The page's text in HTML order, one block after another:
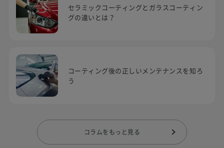
セラミックコーティングとガラスコーティン
グの違いとは？
コーティング後の正しいメンテナンスを知ろ
う
コラムをもっと見る